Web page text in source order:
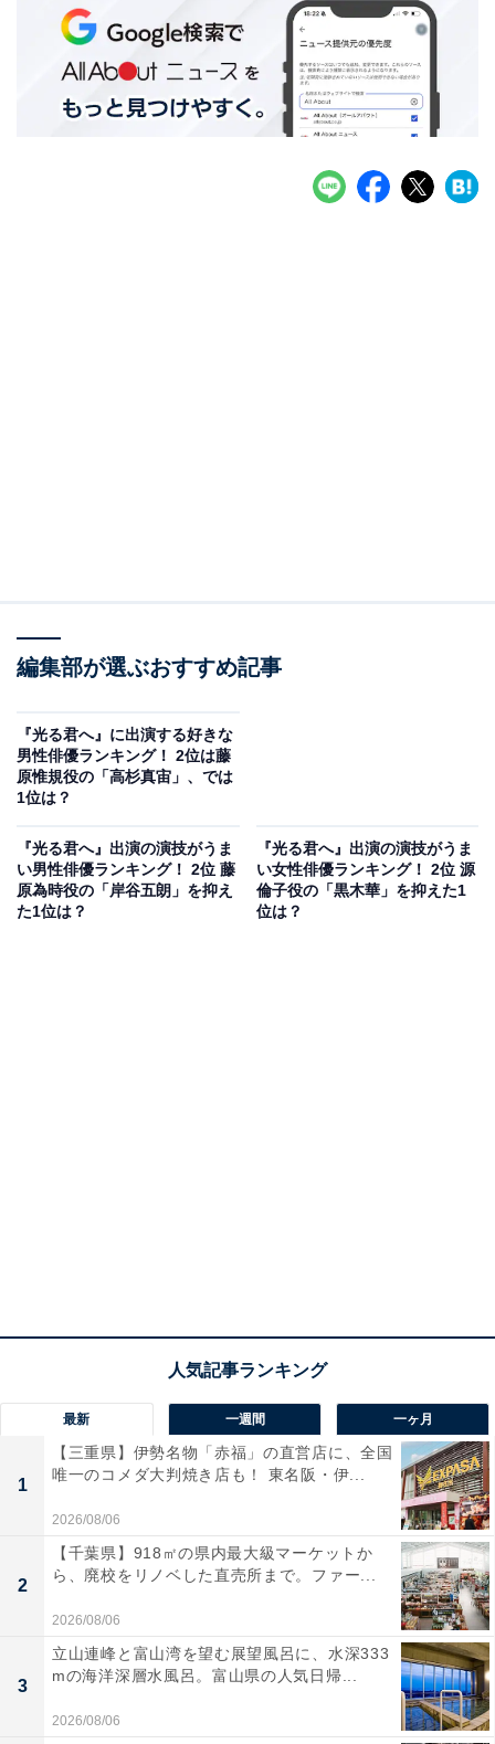
編集部が選ぶおすすめ記事
『光る君へ』に出演する好きな
男性俳優ランキング！ 2位は藤
原惟規役の「高杉真宙」、では
1位は？
『光る君へ』出演の演技がうま
い男性俳優ランキング！ 2位 藤
原為時役の「岸谷五朗」を抑え
た1位は？
『光る君へ』出演の演技がうま
い女性俳優ランキング！ 2位 源
倫子役の「黒木華」を抑えた1
位は？
最新 一週間 一ヶ月
1
【三重県】伊勢名物「赤福」の直営店に、全国
唯一のコメダ大判焼き店も！ 東名阪・伊...
2026/08/06
2
【千葉県】918㎡の県内最大級マーケットか
ら、廃校をリノベした直売所まで。ファー...
2026/08/06
3
立山連峰と富山湾を望む展望風呂に、水深333
mの海洋深層水風呂。富山県の人気日帰...
2026/08/06